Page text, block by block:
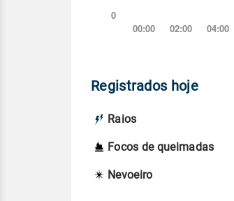
Registrados hoje
Raios
Focos de queimadas
Nevoeiro